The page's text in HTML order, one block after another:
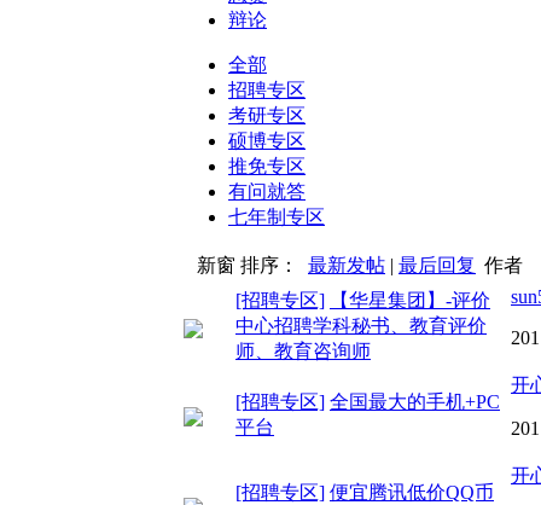
辩论
全部
招聘专区
考研专区
硕博专区
推免专区
有问就答
七年制专区
新窗 排序： 最新发帖 | 最后回复 作者
[招聘专区]
【华星集团】-评价
中心招聘学科秘书、教育评价
师、教育咨询师
[招聘专区] 全国最大的手机+PC
平台
开
[招聘专区] 便宜腾讯低价QQ币
开